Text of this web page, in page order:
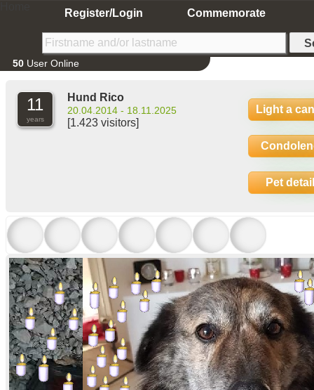
Register/Login Commemorate
50 User Online
11
years
Hund Rico
20.04.2014 - 18.11.2025
[1.423 visitors]
Light a
Pet